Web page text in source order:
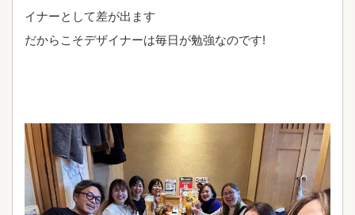
イナーとして差が出ます
だからこそデザイナーは毎日が勉強なのです!